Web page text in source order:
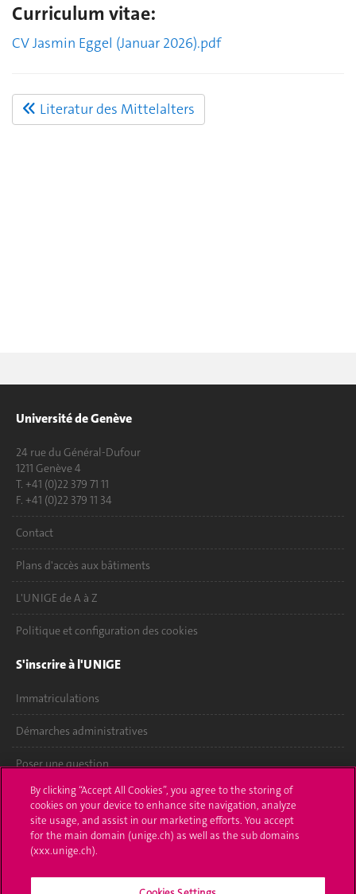
Curriculum vitae:
CV Jasmin Eggel (Januar 2026).pdf
Literatur des Mittelalters
Université de Genève
24 rue du Général-Dufour
1211 Genève 4
T. +41 (0)22 379 71 11
F. +41 (0)22 379 11 34
Contact
Plans d'accès aux bâtiments
L'UNIGE de A à Z
Politique et configuration des cookies
S'inscrire à l'UNIGE
Immatriculations
Démarches administratives
Poser une question
L'UNIGE vous informe
UNIGE Mobile
By clicking “Accept All Cookies”, you agree to the storing of
cookies on your device to enhance site navigation, analyze
site usage, and assist in our marketing efforts. You accept
for the main domain (unige.ch) as well as the sub domains
(xxx.unige.ch).